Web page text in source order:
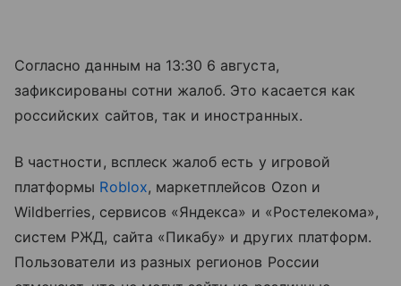
Согласно данным на 13:30 6 августа,
зафиксированы сотни жалоб. Это касается как
российских сайтов, так и иностранных.
В частности, всплеск жалоб есть у игровой
платформы Roblox, маркетплейсов Ozon и
Wildberries, сервисов «Яндекса» и «Ростелекома»,
систем РЖД, сайта «Пикабу» и других платформ.
Пользователи из разных регионов России